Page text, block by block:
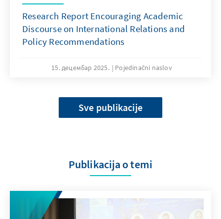
Research Report Encouraging Academic
Discourse on International Relations and
Policy Recommendations
15. децембар 2025. Pojedinačni naslov
Sve publikacije
Publikacija o temi